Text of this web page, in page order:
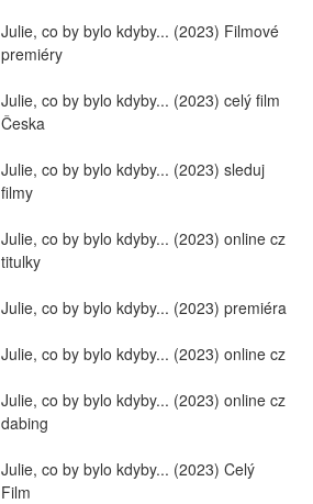
Julie, co by bylo kdyby... (2023) Filmové
premiéry
Julie, co by bylo kdyby... (2023) celý film
Česka
Julie, co by bylo kdyby... (2023) sleduj
filmy
Julie, co by bylo kdyby... (2023) online cz
titulky
Julie, co by bylo kdyby... (2023) premiéra
Julie, co by bylo kdyby... (2023) online cz
Julie, co by bylo kdyby... (2023) online cz
dabing
Julie, co by bylo kdyby... (2023) Celý
Film